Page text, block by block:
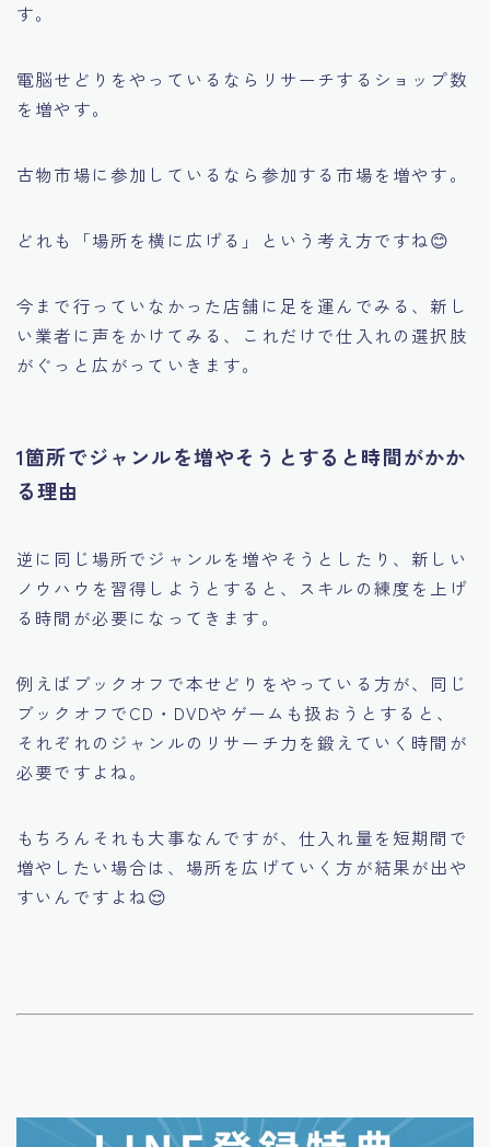
す。
電脳せどりをやっているならリサーチするショップ数
を増やす。
古物市場に参加しているなら参加する市場を増やす。
どれも「場所を横に広げる」という考え方ですね😊
今まで行っていなかった店舗に足を運んでみる、新し
い業者に声をかけてみる、これだけで仕入れの選択肢
がぐっと広がっていきます。
1箇所でジャンルを増やそうとすると時間がかか
る理由
逆に同じ場所でジャンルを増やそうとしたり、新しい
ノウハウを習得しようとすると、スキルの練度を上げ
る時間が必要になってきます。
例えばブックオフで本せどりをやっている方が、同じ
ブックオフでCD・DVDやゲームも扱おうとすると、
それぞれのジャンルのリサーチ力を鍛えていく時間が
必要ですよね。
もちろんそれも大事なんですが、仕入れ量を短期間で
増やしたい場合は、場所を広げていく方が結果が出や
すいんですよね😌